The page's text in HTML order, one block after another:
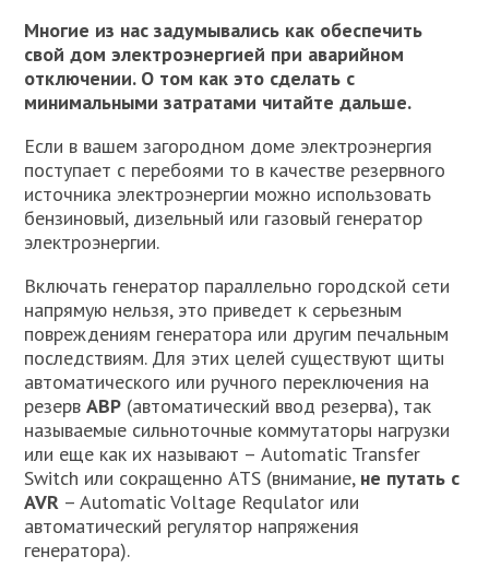
Многие из нас задумывались как обеспечить
свой дом электроэнергией при аварийном
отключении. О том как это сделать с
минимальными затратами читайте дальше.
Если в вашем загородном доме электроэнергия
поступает с перебоями то в качестве резервного
источника электроэнергии можно использовать
бензиновый, дизельный или газовый генератор
электроэнергии.
Включать генератор параллельно городской сети
напрямую нельзя, это приведет к серьезным
повреждениям генератора или другим печальным
последствиям. Для этих целей существуют щиты
автоматического или ручного переключения на
резервАВР (автоматический ввод резерва), так
называемые сильноточные коммутаторы нагрузки
или еще как их называют – Automatic Transfer
Switch или сокращенно ATS (внимание, не путать с
AVR – Automatic Voltage Requlator или
автоматический регулятор напряжения
генератора).